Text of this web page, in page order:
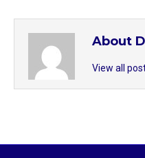
About
View all